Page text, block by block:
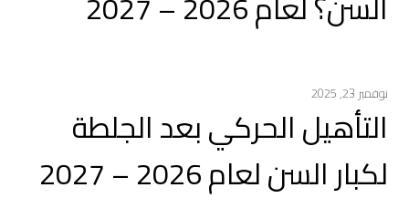
نوفمبر 23, 2025
التأهيل الحركي بعد الجلطة
لكبار السن لعام 2026 – 2027